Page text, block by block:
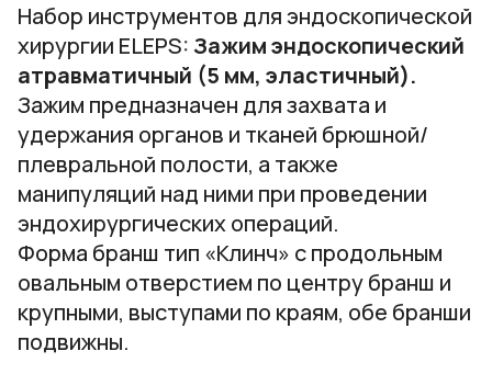
Набор инструментов для эндоскопической
хирургии ELEPS: Зажим эндоскопический
атравматичный (5 мм, эластичный).
Зажим предназначен для захвата и
удержания органов и тканей брюшной/
плевральной полости, а также
манипуляций над ними при проведении
эндохирургических операций.
Форма бранш тип «Клинч» с продольным
овальным отверстием по центру бранш и
крупными, выступами по краям, обе бранши
подвижны.